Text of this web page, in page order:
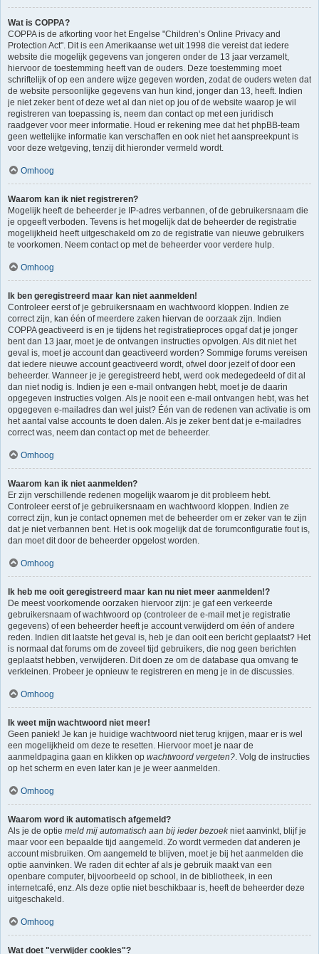
Wat is COPPA?
COPPA is de afkorting voor het Engelse "Children’s Online Privacy and
Protection Act". Dit is een Amerikaanse wet uit 1998 die vereist dat iedere
website die mogelijk gegevens van jongeren onder de 13 jaar verzamelt,
hiervoor de toestemming heeft van de ouders. Deze toestemming moet
schriftelijk of op een andere wijze gegeven worden, zodat de ouders weten dat
de website persoonlijke gegevens van hun kind, jonger dan 13, heeft. Indien
je niet zeker bent of deze wet al dan niet op jou of de website waarop je wil
registreren van toepassing is, neem dan contact op met een juridisch
raadgever voor meer informatie. Houd er rekening mee dat het phpBB-team
geen wettelijke informatie kan verschaffen en ook niet het aanspreekpunt is
voor deze wetgeving, tenzij dit hieronder vermeld wordt.
Omhoog
Waarom kan ik niet registreren?
Mogelijk heeft de beheerder je IP-adres verbannen, of de gebruikersnaam die
je opgeeft verboden. Tevens is het mogelijk dat de beheerder de registratie
mogelijkheid heeft uitgeschakeld om zo de registratie van nieuwe gebruikers
te voorkomen. Neem contact op met de beheerder voor verdere hulp.
Omhoog
Ik ben geregistreerd maar kan niet aanmelden!
Controleer eerst of je gebruikersnaam en wachtwoord kloppen. Indien ze
correct zijn, kan één of meerdere zaken hiervan de oorzaak zijn. Indien
COPPA geactiveerd is en je tijdens het registratieproces opgaf dat je jonger
bent dan 13 jaar, moet je de ontvangen instructies opvolgen. Als dit niet het
geval is, moet je account dan geactiveerd worden? Sommige forums vereisen
dat iedere nieuwe account geactiveerd wordt, ofwel door jezelf of door een
beheerder. Wanneer je je geregistreerd hebt, werd ook medegedeeld of dit al
dan niet nodig is. Indien je een e-mail ontvangen hebt, moet je de daarin
opgegeven instructies volgen. Als je nooit een e-mail ontvangen hebt, was het
opgegeven e-mailadres dan wel juist? Één van de redenen van activatie is om
het aantal valse accounts te doen dalen. Als je zeker bent dat je e-mailadres
correct was, neem dan contact op met de beheerder.
Omhoog
Waarom kan ik niet aanmelden?
Er zijn verschillende redenen mogelijk waarom je dit probleem hebt.
Controleer eerst of je gebruikersnaam en wachtwoord kloppen. Indien ze
correct zijn, kun je contact opnemen met de beheerder om er zeker van te zijn
dat je niet verbannen bent. Het is ook mogelijk dat de forumconfiguratie fout is,
dan moet dit door de beheerder opgelost worden.
Omhoog
Ik heb me ooit geregistreerd maar kan nu niet meer aanmelden!?
De meest voorkomende oorzaken hiervoor zijn: je gaf een verkeerde
gebruikersnaam of wachtwoord op (controleer de e-mail met je registratie
gegevens) of een beheerder heeft je account verwijderd om één of andere
reden. Indien dit laatste het geval is, heb je dan ooit een bericht geplaatst? Het
is normaal dat forums om de zoveel tijd gebruikers, die nog geen berichten
geplaatst hebben, verwijderen. Dit doen ze om de database qua omvang te
verkleinen. Probeer je opnieuw te registreren en meng je in de discussies.
Omhoog
Ik weet mijn wachtwoord niet meer!
Geen paniek! Je kan je huidige wachtwoord niet terug krijgen, maar er is wel
een mogelijkheid om deze te resetten. Hiervoor moet je naar de
aanmeldpagina gaan en klikken op wachtwoord vergeten?. Volg de instructies
op het scherm en even later kan je je weer aanmelden.
Omhoog
Waarom word ik automatisch afgemeld?
Als je de optie meld mij automatisch aan bij ieder bezoekniet aanvinkt, blijf je
maar voor een bepaalde tijd aangemeld. Zo wordt vermeden dat anderen je
account misbruiken. Om aangemeld te blijven, moet je bij het aanmelden die
optie aanvinken. We raden dit echter af als je gebruik maakt van een
openbare computer, bijvoorbeeld op school, in de bibliotheek, in een
internetcafé, enz. Als deze optie niet beschikbaar is, heeft de beheerder deze
uitgeschakeld.
Omhoog
Wat doet "verwijder cookies"?